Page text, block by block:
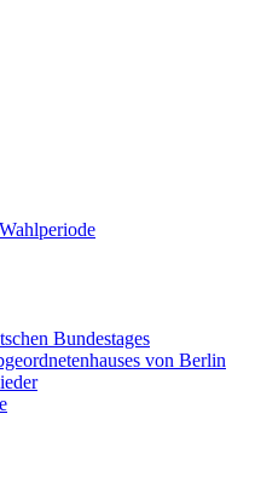
Bundestages
von Berlin